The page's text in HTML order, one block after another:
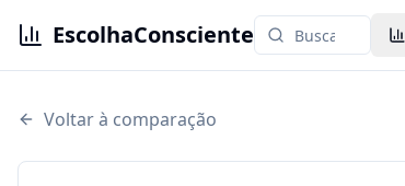
EscolhaConsciente
Voltar à comparação